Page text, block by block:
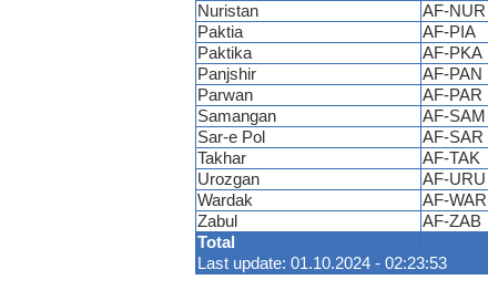
Total
Last update: 01.10.2024 - 02:23:53
Nuristan
AF-NUR
Paktia
AF-PIA
Paktika
AF-PKA
Panjshir
AF-PAN
Parwan
AF-PAR
Samangan
AF-SAM
Sar-e Pol
AF-SAR
Takhar
AF-TAK
Urozgan
AF-URU
Wardak
AF-WAR
Zabul
AF-ZAB